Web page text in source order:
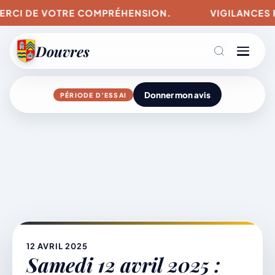
VOTRE COMPRÉHENSION. VIGILANCES
Douvres
Agenda
Mairie & Vie municipale
PÉRIODE D’ESSAI Donner mon avis
12 AVRIL 2025
Samedi 12 avril 2025 :